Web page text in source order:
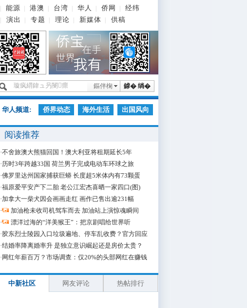
能源 港澳 台湾 华人 侨网
经纬
演出 专题 理论 新媒体 供稿
鎼� 绱�
鏂伴椈
华人频道: 侨界动态 海外生活 出国风向
阅读推荐
·不舍旅澳大熊猫回国！澳大利亚将租期延长5年
·历时3年跨越33国 荷兰男子完成电动车环球之旅
·佛罗里达州国家捕获巨蟒 长度超5米体内有73颗蛋
·福原爱平安产下二胎 老公江宏杰喜晒一家四口(图)
·加拿大一柴犬因会画画走红 画作已售出逾231幅
·
加油枪未收司机驾车而去 加油站上演惊魂瞬间
·
漂洋过海的“洋美猴王”：把京剧唱给世界听
·胶东烈士陵园入口垃圾遍地、停车乱收费？官方回应
·结婚率降离婚率升 是独立意识崛起还是房价太贵？
· 网红年薪百万？市场调查：仅20%的头部网红在赚钱
中新社区 网友评论 热帖排行